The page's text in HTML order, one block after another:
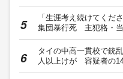
「生涯考え続けてくだ
集団暴行死 主犯格・
タイの中高一貫校で銃
人以上けが 容疑者の